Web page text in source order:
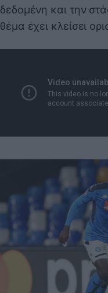
δεδομένη και την
θέμα έχει κλείσει